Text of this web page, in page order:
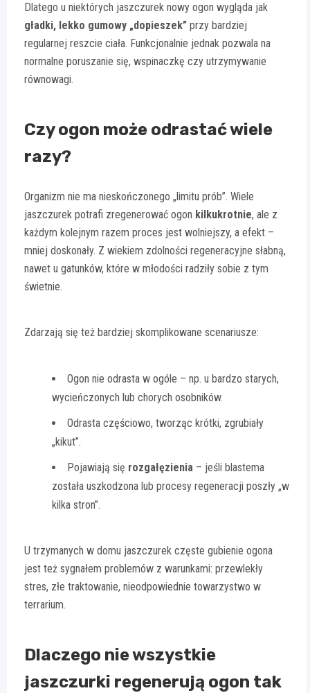
Dlatego u niektórych jaszczurek nowy ogon wygląda jak
gładki, lekko gumowy „dopieszek” przy bardziej
regularnej reszcie ciała. Funkcjonalnie jednak pozwala na
normalne poruszanie się, wspinaczkę czy utrzymywanie
równowagi.
Czy ogon może odrastać wiele
razy?
Organizm nie ma nieskończonego „limitu prób”. Wiele
jaszczurek potrafi zregenerować ogon kilkukrotnie, ale z
każdym kolejnym razem proces jest wolniejszy, a efekt –
mniej doskonały. Z wiekiem zdolności regeneracyjne słabną,
nawet u gatunków, które w młodości radziły sobie z tym
świetnie.
Zdarzają się też bardziej skomplikowane scenariusze:
Ogon nie odrasta w ogóle – np. u bardzo starych,
wycieńczonych lub chorych osobników.
Odrasta częściowo, tworząc krótki, zgrubiały
„kikut”.
Pojawiają się rozgałęzienia – jeśli blastema
została uszkodzona lub procesy regeneracji poszły „w
kilka stron”.
U trzymanych w domu jaszczurek częste gubienie ogona
jest też sygnałem problemów z warunkami: przewlekły
stres, złe traktowanie, nieodpowiednie towarzystwo w
terrarium.
Dlaczego nie wszystkie
jaszczurki regenerują ogon tak